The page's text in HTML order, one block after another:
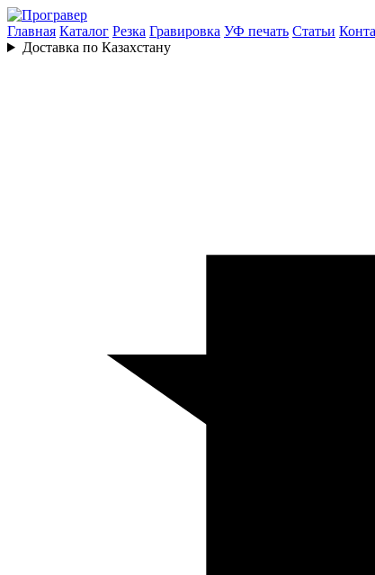
Главная Каталог Резка Гравировка УФ печать Статьи
Доставка по Казахстану